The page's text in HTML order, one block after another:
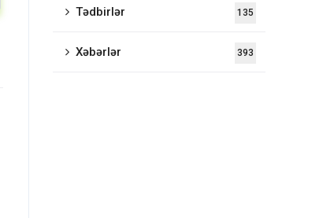
Tədbirlər 135
Xəbərlər 393